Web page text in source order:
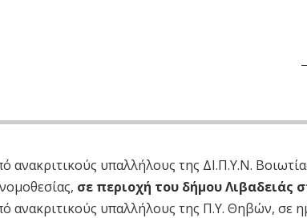
ανακριτικούς υπαλλήλους της ΔΙ.Π.Υ.Ν.
σε περιοχή του δήμου Λιβαδειάς
ανακριτικούς υπαλλήλους της Π.Υ. Θηβών, σε